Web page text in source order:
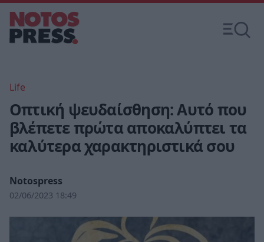
Life
Οπτική ψευδαίσθηση: Αυτό που
βλέπετε πρώτα αποκαλύπτει τα
καλύτερα χαρακτηριστικά σου
Notospress
02/06/2023 18:49